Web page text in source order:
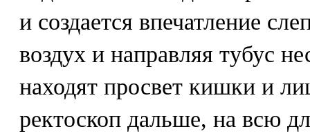
и создается впечатление
воздух и направляя тубус
находят просвет кишки и
ректоскоп дальше, на всю